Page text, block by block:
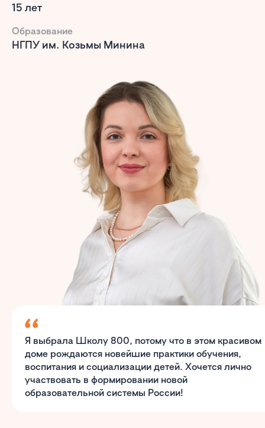
15 лет
Образование
НГПУ им. Козьмы Минина
Я выбрала Школу 800, потому что в этом красивом
доме рождаются новейшие практики обучения,
воспитания и социализации детей. Хочется лично
участвовать в формировании новой
образовательной системы России!